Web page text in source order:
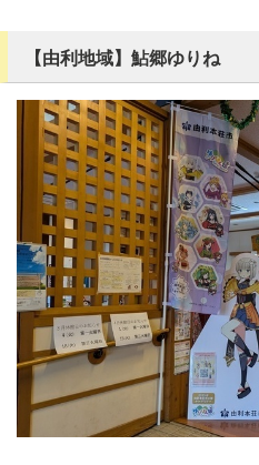
【由利地域】鮎郷ゆりね